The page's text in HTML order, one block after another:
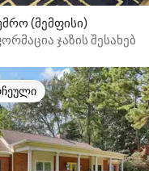
(მემფისი)
ჯაზის შესახებ
მოწინავე ვარიანტი